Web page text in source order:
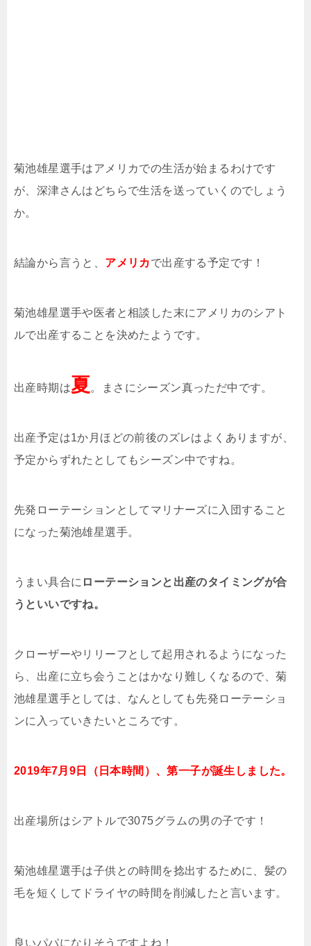
菊池雄星選手はアメリカでの生活が始まるわけです
が、深津さんはどちらで生活を送っていくのでしょう
か。
結論から言うと、 アメリカで出産する予定です！
菊池雄星選手や医者と相談した末にアメリカのシアト
ルで出産することを決めたようです。
出産時期は夏 。まさにシーズン真っただ中です。
出産予定は1か月ほどの前後のズレはよくありますが、
予定からずれたとしてもシーズン中ですね。
先発ローテーションとしてマリナーズに入団すること
になった菊池雄星選手。
うまい具合に ローテーションと出産のタイミングが合
うといいですね。
クローザーやリリーフとして起用されるようになった
ら、出産に立ち会うことはかなり難しくなるので、菊
池雄星選手としては、なんとしても先発ローテーショ
ンに入っていきたいところです。
2019年7月9日（日本時間）、第一子が誕生しました。
出産場所はシアトルで3075グラムの男の子です！
菊池雄星選手は子供との時間を捻出するために、髪の
毛を短くしてドライヤの時間を削減したと言います。
良いパパになりそうですよね！